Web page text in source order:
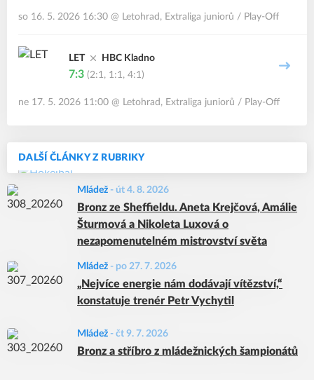
so 16. 5. 2026 16:30 @ Letohrad , Extraliga juniorů / Play-Off
LET HBC Kladno
7:3 (2:1, 1:1, 4:1)
ne 17. 5. 2026 11:00 @ Letohrad , Extraliga juniorů / Play-Off
DALŠÍ ČLÁNKY Z RUBRIKY
Mládež - út 4. 8. 2026
Bronz ze Sheffieldu. Aneta Krejčová, Amálie
Šturmová a Nikoleta Luxová o
nezapomenutelném mistrovství světa
Mládež - po 27. 7. 2026
„Nejvíce energie nám dodávají vítězství,“
konstatuje trenér Petr Vychytil
Mládež - čt 9. 7. 2026
Bronz a stříbro z mládežnických šampionátů